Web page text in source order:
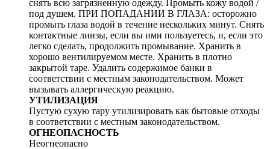
снять всю загрязненную одежду. Промыть кожу водой /
под душем. ПРИ ПОПАДАНИИ В ГЛАЗА: осторожно
промыть глаза водой в течение нескольких минут. Снять
контактные линзы, если вы ими пользуетесь, и, если это
легко сделать, продолжить промывание. Хранить в
хорошо вентилируемом месте. Хранить в плотно
закрытой таре. Удалить содержимое банки в
соответствии с местным законодательством. Может
вызывать аллергическую реакцию.
УТИЛИЗАЦИЯ
Пустую сухую тару утилизировать как бытовые отходы
в соответствии с местным законодательством.
ОГНЕОПАСНОСТЬ
Неогнеопасно